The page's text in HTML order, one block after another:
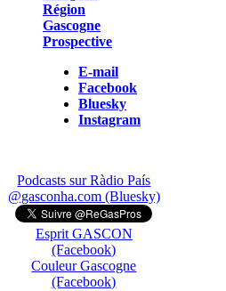
Région
Gascogne
Prospective
E-mail
Facebook
Bluesky
Instagram
Podcasts sur Ràdio País
@gasconha.com (Bluesky)
Esprit GASCON
(Facebook)
Couleur Gascogne
(Facebook)